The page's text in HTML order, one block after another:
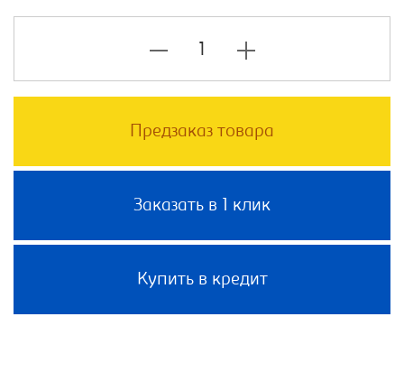
Предзаказ товара
Заказать в 1 клик
Купить в кредит